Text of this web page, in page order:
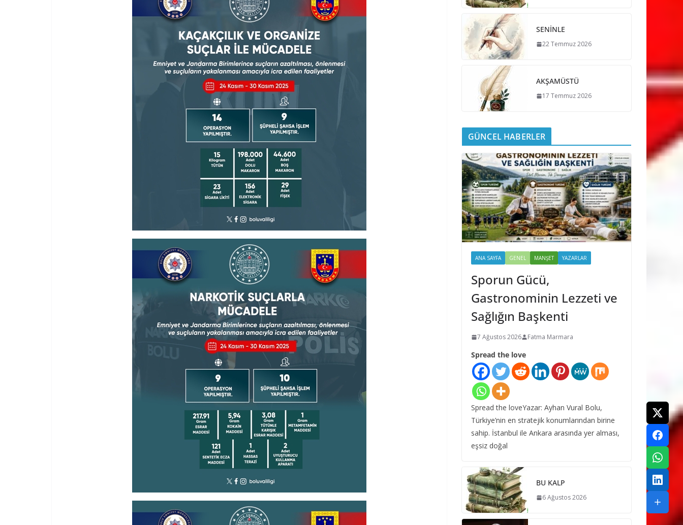
SENİNLE
22 Temmuz 2026
AKŞAMÜSTÜ
17 Temmuz 2026
GÜNCEL HABERLER
ANA SAYFA GENEL MANŞET YAZARLAR
Sporun Gücü,
Gastronominin Lezzeti ve
Sağlığın Başkenti
7 Ağustos 2026 Fatma Marmara
Spread the love
Spread the loveYazar: Ayhan Vural Bolu,
Türkiye’nin en stratejik konumlarından birine
sahip. İstanbul ile Ankara arasında yer alması,
eşsiz doğal
BU KALP
6 Ağustos 2026